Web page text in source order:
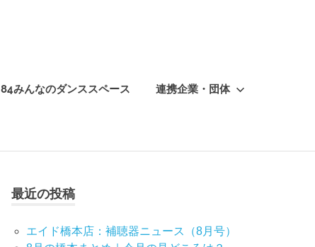
84みんなのダンススペース 連携企業・団体
最近の投稿
エイド橋本店：補聴器ニュース（8月号）